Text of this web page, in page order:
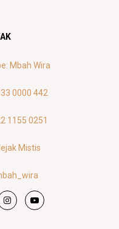
Mbah Wira
0000 442
1155 0251
Mistis